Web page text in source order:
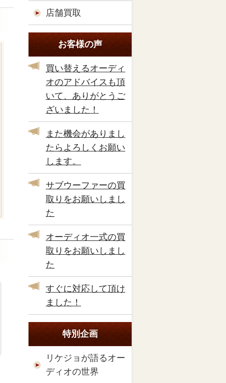
店舗買取
お客様の声
買い替えるオーディ
オのアドバイスも頂
いて、ありがとうご
ざいました！
また機会がありまし
たらよろしくお願い
します。
サブウーファーの買
取りをお願いしまし
た
オーディオ一式の買
取りをお願いしまし
た
すぐに対応して頂け
ました！
特別企画
リケジョが語るオー
ディオの世界